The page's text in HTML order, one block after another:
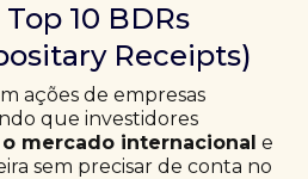
10 BDRs
Receipts)
ações de empresas
que investidores
mercado internacional e
sem precisar de conta no